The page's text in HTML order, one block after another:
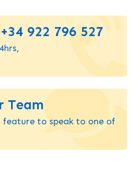
922 796 527
Team
feature to speak to one of